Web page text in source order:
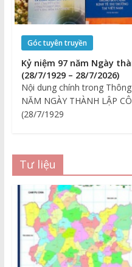
Góc tuyên truyền
Kỷ niệm 97 năm Ngày
(28/7/1929 – 28/7/2026)
Nội dung chính trong
NĂM NGÀY THÀNH LẬP
(28/7/1929
Tư liệu